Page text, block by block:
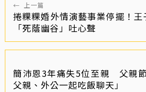
← 上一篇
捲粿粿婚外情演藝事業停擺！
「死蔭幽谷」吐心聲
簡沛恩3年痛失5位至親 父親
父親、外公一起吃飯聊天」